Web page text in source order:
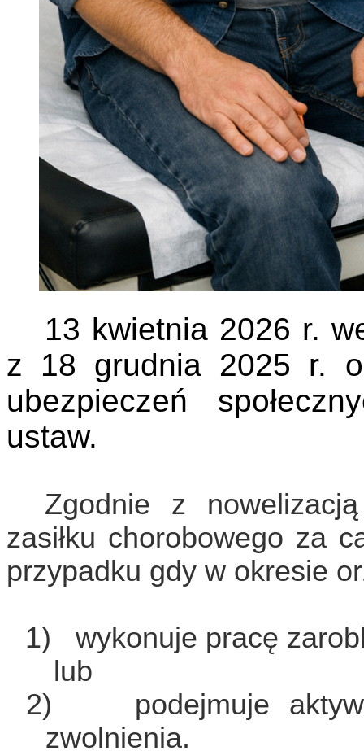
13 kwietnia 2026 r.
z 18 grudnia 2025 r.
ubezpieczeń
ustaw.
Zgodnie z
zasiłku chorobowego za
przypadku gdy w okresie
1)
wykonuje pracę
lub
2)
podejmuje
zwolnienia.